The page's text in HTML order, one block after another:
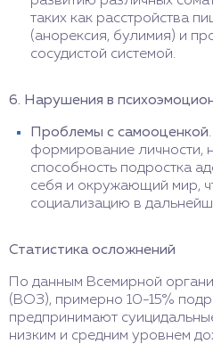
таких как расстройства
(анорексия, булимия) и
сосудистой системой.
6. Нарушения в
Проблемы с самооценкой
формирование личности,
способность подростка
себя и окружающий мир,
социализацию в
Статистика осложнений
По данным Всемирной
(ВОЗ), примерно 10-15%
предпринимают
низким и средним уровнем